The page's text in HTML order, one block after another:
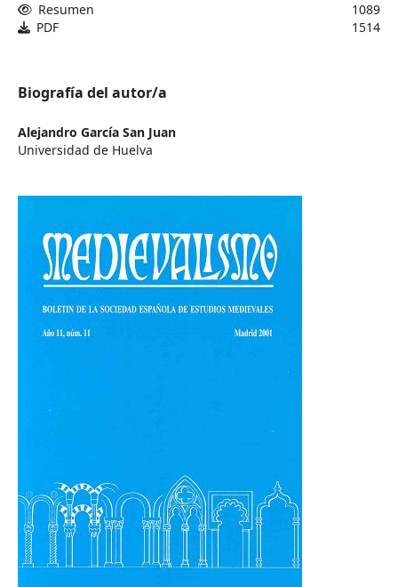
Resumen
1089
PDF
1514
Biografía del autor/a
Alejandro García San Juan
Universidad de Huelva